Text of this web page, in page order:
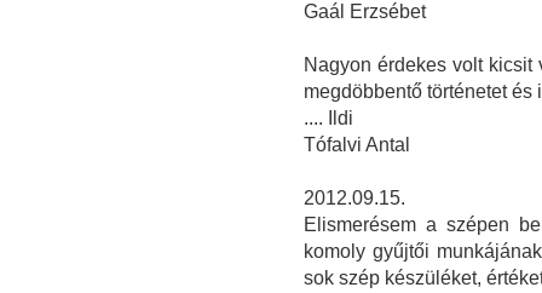
Gaál Erzsébet
Nagyon érdekes volt
megdöbbentő történetet és
.... Ildi
Tófalvi Antal
2012.09.15.
Elismerésem a szépen
komoly gyűjtői
sok szép készüléket,